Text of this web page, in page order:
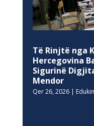
Të Rinjtë nga
Hercegovina
Sigurinë
Mendor
Qer 26, 2026|